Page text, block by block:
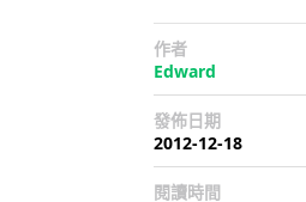
作者
Edward
發佈日期
2012-12-18
閱讀時間